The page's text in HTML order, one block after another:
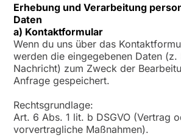
Erhebung und Verarbeitung
Daten
a) Kontaktformular
Wenn du uns über das
werden die eingegebenen Daten (z.
Nachricht) zum Zweck der
Anfrage gespeichert.
Rechtsgrundlage:
Art. 6 Abs. 1 lit. b DSGVO (Vertrag
vorvertragliche Maßnahmen).